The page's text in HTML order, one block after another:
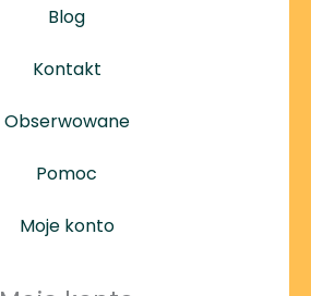
Blog
Kontakt
Obserwowane
Pomoc
Moje konto